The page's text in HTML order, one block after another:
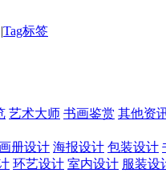
|Tag标签
艺术大师 书画鉴赏 其他资
册设计 海报设计 包装设计
环艺设计 室内设计 服装设